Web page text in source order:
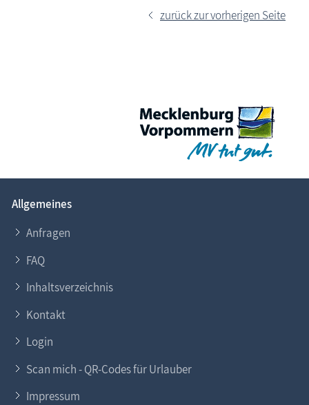
zurück zur vorherigen Seite
Allgemeines
Anfragen
FAQ
Inhaltsverzeichnis
Kontakt
Login
Scan mich - QR-Codes für Urlauber
Impressum